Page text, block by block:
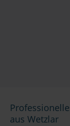
aus Wetzlar